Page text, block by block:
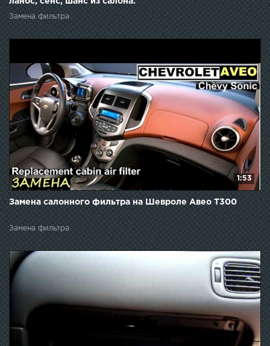
Замена фильтра
1:53
Замена салонного фильтра на Шевроле Авео Т300
Замена фильтра